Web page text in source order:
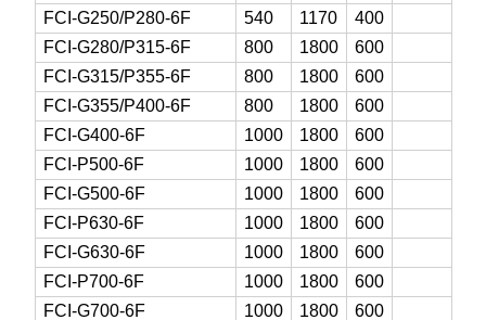
FCI-G250/P280-6F
540 1170
400
FCI-G280/P315-6F
800 1800
600
FCI-G315/P355-6F
800 1800
600
FCI-G355/P400-6F
800 1800
600
FCI-G400-6F
1000 1800
600
FCI-P500-6F
1000 1800
600
FCI-G500-6F
1000 1800
600
FCI-P630-6F
1000 1800
600
FCI-G630-6F
1000 1800
600
FCI-P700-6F
1000 1800
600
FCI-G700-6F
1000 1800 600